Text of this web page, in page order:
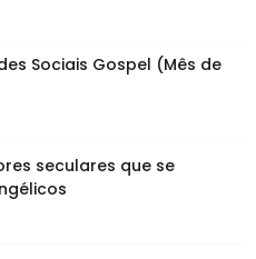
Sociais Gospel (Mês de
seculares que se